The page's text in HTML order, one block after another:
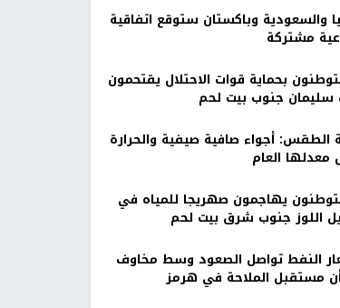
والسعودية وباكستان ستوقع اتفاقية
مشتركة
بحماية قوات الاحتلال يقتحمون
سليمان جنوب بيت لحم
الطقس: أجواء صافية صيفية والحرارة
معدلها العام
يهاجمون صهريجا للمياه في
اللوز جنوب شرق بيت لحم
النفط تواصل الصعود وسط مخاوف
مستقبل الملاحة في هرمز